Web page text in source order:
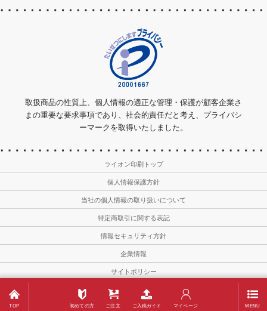
TOP 初めての方 ご注文 ご入稿ガイド マイページ MENU
取扱商品の性質上、個人情報の適正な管理・保護が顧客企業さ
まの重要な要求事項であり、社会的責任だと考え、プライバシ
ーマークを取得いたしました。
ライオン印刷トップ
個人情報保護方針
当社の個人情報の取り扱いについて
特定商取引に関する表記
情報セキュリティ方針
企業情報
サイトポリシー
Copyright © 2011－2026
Lion-meishi All Rights Reserved.